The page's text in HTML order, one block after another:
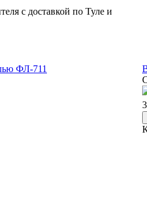
с доставкой по Туле и
ФЛ-711